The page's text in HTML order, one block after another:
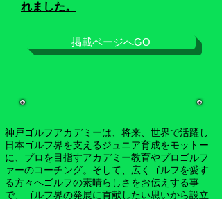
れました。
掲載ページへGO
神戸ゴルフアカデミーは、将来、世界で活躍し
日本ゴルフ界を支えるジュニア育成をモットー
に、プロを目指すアカデミー教育やプロゴルフ
ァーのコーチング。そして、広くゴルフを愛す
る方々へゴルフの素晴らしさをお伝えする事
で、ゴルフ界の発展に貢献したい思いから設立